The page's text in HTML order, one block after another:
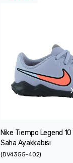
Nike Tiempo Legend 10
Saha Ayakkabısı
(DV4355-402)